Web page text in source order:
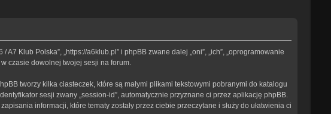
A7 Klub Polska”, „https://a6klub.pl” i phpBB zwane dalej „oni”, „ich”, „oprogramowanie
w czasie dowolnej twojej sesji na forum.
tworzy kilka ciasteczek, które są małymi plikami tekstowymi pobranymi do katalogu
sesji zwany „session-id”, automatycznie przyznane ci przez aplikację phpBB.
informacji, które tematy zostały przez ciebie przeczytane i służy do ułatwienia ci